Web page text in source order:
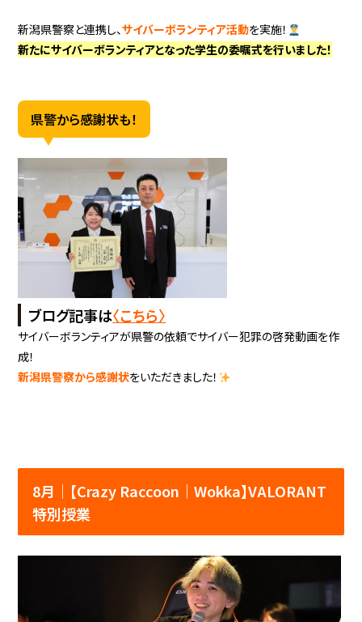
新潟県警察と連携し、サイバーボランティア活動を実施！
新たにサイバーボランティアとなった学生の委嘱式を行いました！
県警から感謝状も！
ブログ記事は〈こちら〉
サイバーボランティアが県警の依頼でサイバー犯罪の啓発動画を作
成！
新潟県警察から感謝状をいただきました！
8月│【Crazy Raccoon｜Wokka】VALORANT
特別授業